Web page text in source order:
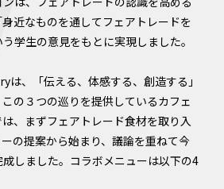
近なものを通してフェアトレードを
学生の意見をもとに実現しました。
、「伝える、体感する、創造する」
の３つの巡りを提供しているカフェ
、まずフェアトレード食材を取り入
の提案から始まり、議論を重ねて今
しました。コラボメニューは以下の4